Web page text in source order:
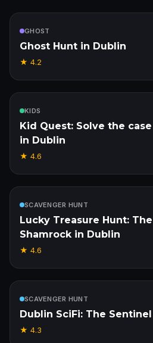
GHOST
Ghost Hunt in Dublin
★ 4.2
KIDS
Kid Quest: Solve the
in Dublin
★ 4.6
SCAVENGER HUNT
Lucky Treasure Hunt:
Shamrock in Dublin
★ 4.6
SCAVENGER HUNT
Dublin SciFi: The
★ 4.3